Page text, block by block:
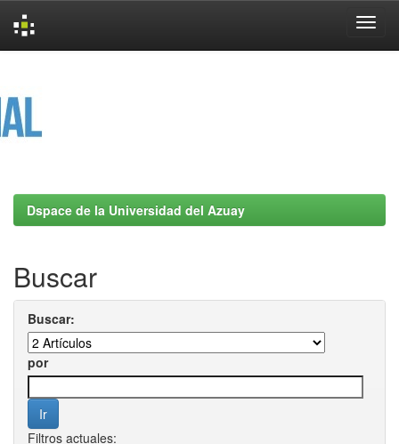
Dspace de la Universidad del Azuay
Buscar
Buscar:
por
Filtros actuales: